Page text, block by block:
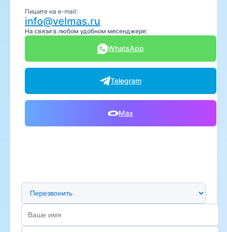
Пишите на e-mail:
info@velmas.ru
На связи в любом удобном месенджере:
WhatsApp
Telegram
Max
Предпочтительный способ связи